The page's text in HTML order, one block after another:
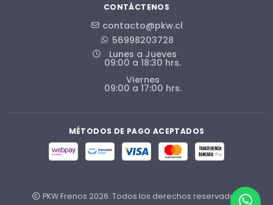
CONTÁCTENOS
contacto@pkw.cl
56998203728
Lunes a Jueves
09:00 a 18:30 hrs.
Viernes
09:00 a 17:00 hrs.
MÉTODOS DE PAGO ACEPTADOS
PKW Frenos 2026. Todos los derechos reservados.